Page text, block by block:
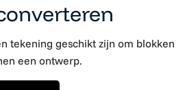
tekening geschikt zijn om blokken
een ontwerp.